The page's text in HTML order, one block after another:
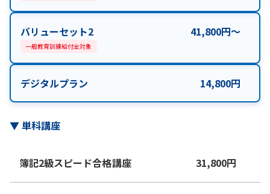
バリューセット2 41,800円〜
一般教育訓練給付金対象
デジタルプラン 14,800円
▼単科講座
簿記2級スピード合格講座 31,800円